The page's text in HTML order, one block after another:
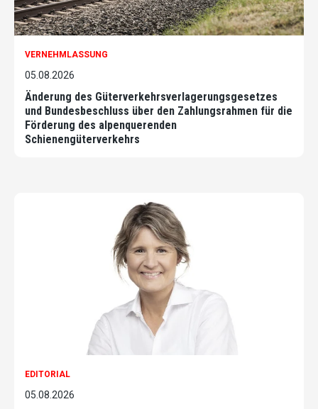
VERNEHMLASSUNG
05.08.2026
Änderung des Güterverkehrsverlagerungsgesetzes
und Bundesbeschluss über den Zahlungsrahmen für die
Förderung des alpenquerenden
Schienengüterverkehrs
EDITORIAL
05.08.2026